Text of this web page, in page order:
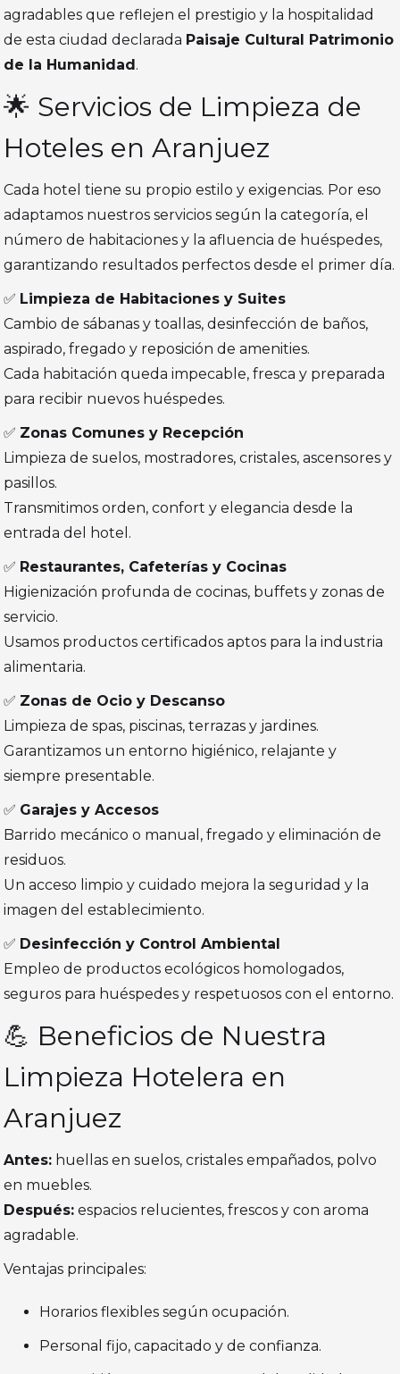
agradables que reflejen el prestigio y la hospitalidad
de esta ciudad declarada Paisaje Cultural Patrimonio
de la Humanidad .
🌟 Servicios de Limpieza de
Hoteles en Aranjuez
Cada hotel tiene su propio estilo y exigencias. Por eso
adaptamos nuestros servicios según la categoría, el
número de habitaciones y la afluencia de huéspedes,
garantizando resultados perfectos desde el primer día.
✅ Limpieza de Habitaciones y Suites
Cambio de sábanas y toallas, desinfección de baños,
aspirado, fregado y reposición de amenities.
Cada habitación queda impecable, fresca y preparada
para recibir nuevos huéspedes.
✅ Zonas Comunes y Recepción
Limpieza de suelos, mostradores, cristales, ascensores y
pasillos.
Transmitimos orden, confort y elegancia desde la
entrada del hotel.
✅ Restaurantes, Cafeterías y Cocinas
Higienización profunda de cocinas, buffets y zonas de
servicio.
Usamos productos certificados aptos para la industria
alimentaria.
✅ Zonas de Ocio y Descanso
Limpieza de spas, piscinas, terrazas y jardines.
Garantizamos un entorno higiénico, relajante y
siempre presentable.
✅ Garajes y Accesos
Barrido mecánico o manual, fregado y eliminación de
residuos.
Un acceso limpio y cuidado mejora la seguridad y la
imagen del establecimiento.
✅ Desinfección y Control Ambiental
Empleo de productos ecológicos homologados,
seguros para huéspedes y respetuosos con el entorno.
💪 Beneficios de Nuestra
Limpieza Hotelera en
Aranjuez
Antes: huellas en suelos, cristales empañados, polvo
en muebles.
Después: espacios relucientes, frescos y con aroma
agradable.
Ventajas principales:
Horarios flexibles según ocupación.
Personal fijo, capacitado y de confianza.